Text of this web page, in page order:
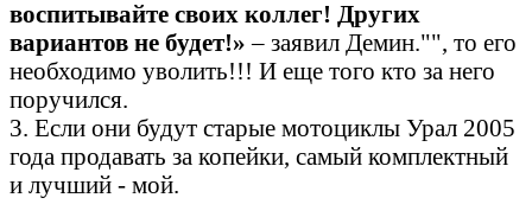
воспитывайте своих коллег! Других
вариантов не будет!» – заявил Демин."", то его
необходимо уволить!!! И еще того кто за него
поручился.
3. Если они будут старые мотоциклы Урал 2005
года продавать за копейки, самый комплектный
и лучший - мой.